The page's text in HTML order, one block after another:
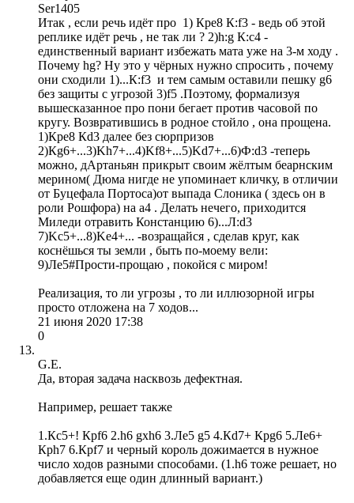
Ser1405
Итак , если речь идёт про 1) Кре8 К:f3 - ведь об этой
реплике идёт речь , не так ли ? 2)h:g К:с4 -
единственный вариант избежать мата уже на 3-м ходу .
Почему hg? Ну это у чёрных нужно спросить , почему
они сходили 1)...К:f3 и тем самым оставили пешку g6
без защиты с угрозой 3)f5 .Поэтому, формализуя
вышесказанное про пони бегает против часовой по
кругу. Возвратившись в родное стойло , она прощена.
1)Кре8 Кd3 далее без сюрпризов
2)Кg6+...3)Kh7+...4)Kf8+...5)Kd7+...6)Ф:d3 -теперь
можно, дАртаньян прикрыт своим жёлтым беарнским
мерином( Дюма нигде не упоминает кличку, в отличии
от Буцефала Портоса)от выпада Слоника ( здесь он в
роли Рошфора) на а4 . Делать нечего, приходится
Миледи отравить Констанцию 6)...Л:d3
7)Kc5+...8)Kе4+... -возращайся , сделав круг, как
коснёшься ты земли , быть по-моему вели:
9)Ле5#Прости-прощаю , покойся с миром!
Реализация, то ли угрозы , то ли иллюзорной игры
просто отложена на 7 ходов...
21 июня 2020 17:38
0
G.E.
Да, вторая задача насквозь дефектная.
Например, решает также
1.Кc5+! Крf6 2.h6 gxh6 3.Лe5 g5 4.Кd7+ Крg6 5.Лe6+
Крh7 6.Крf7 и черный король дожимается в нужное
число ходов разными способами. (1.h6 тоже решает, но
добавляется еще один длинный вариант.)